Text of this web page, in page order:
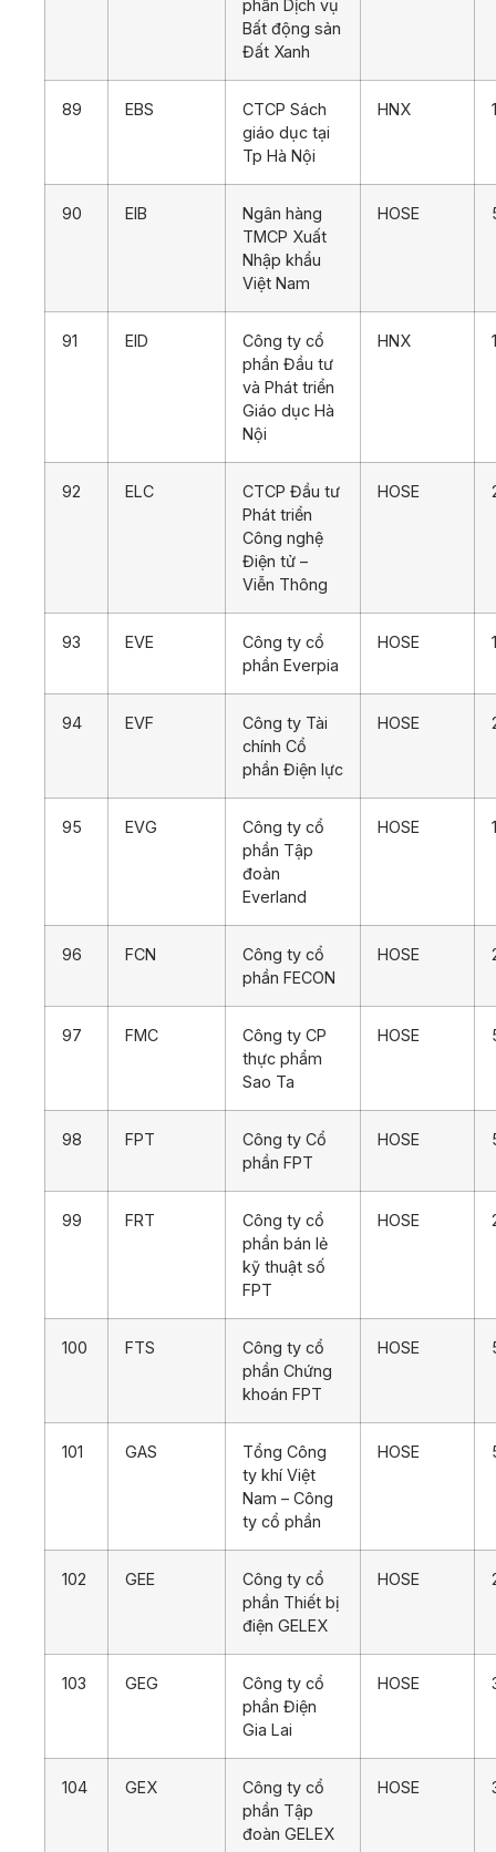
phần Dịch vụ
Bất động sản
Đất Xanh
89 EBS
CTCP Sách
giáo dục tại
Tp Hà Nội
HNX
90 EIB
Ngân hàng
TMCP Xuất
Nhập khẩu
Việt Nam
HOSE
91 EID
Công ty cổ
phần Đầu tư
và Phát triển
Giáo dục Hà
Nội
HNX
92 ELC
CTCP Đầu tư
Phát triển
Công nghệ
Điện tử –
Viễn Thông
HOSE
93 EVE
Công ty cổ
phần Everpia
HOSE
94 EVF
Công ty Tài
chính Cổ
phần Điện lực
HOSE
95 EVG
Công ty cổ
phần Tập
đoàn
Everland
HOSE
96 FCN
Công ty cổ
phần FECON
HOSE
97 FMC
Công ty CP
thực phẩm
Sao Ta
HOSE
98 FPT
Công ty Cổ
phần FPT
HOSE
99 FRT
Công ty cổ
phần bán lẻ
kỹ thuật số
FPT
HOSE
100 FTS
Công ty cổ
phần Chứng
khoán FPT
HOSE
101 GAS
Tổng Công
ty khí Việt
Nam – Công
ty cổ phần
HOSE
102 GEE
Công ty cổ
phần Thiết bị
điện GELEX
HOSE
103 GEG
Công ty cổ
phần Điện
Gia Lai
HOSE
104 GEX
Công ty cổ
phần Tập
đoàn GELEX
HOSE